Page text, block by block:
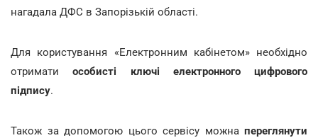
нагадала ДФС в Запорізькій області.
Для користування «Електронним кабінетом» необхідно
отриматиособисті ключі електронного цифрового
підпису.
Також за допомогою цього сервісу можна переглянути